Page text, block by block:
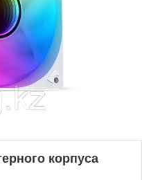
корпуса